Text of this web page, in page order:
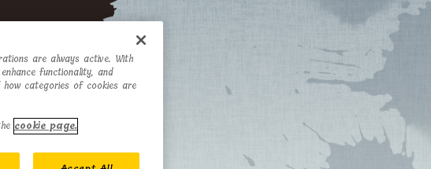
are always active. With
functionality, and
how categories of cookies are
cookie page.